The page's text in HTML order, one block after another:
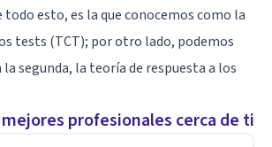
todo esto, es la que conocemos como la
tests (TCT); por otro lado, podemos
segunda, la teoría de respuesta a los
profesionales cerca de ti